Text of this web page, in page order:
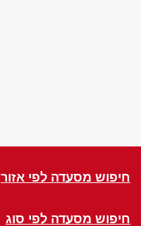
חיפוש מסעדה לפי אזור
חיפוש מסעדה לפי סוג